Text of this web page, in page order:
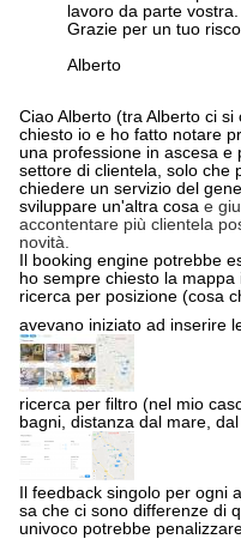
lavoro da parte
Grazie per un tuo
Alberto
Ciao Alberto (tra Alberto ci
chiesto io e ho fatto notare
una professione in ascesa
settore di clientela, solo che
chiedere un servizio del
sviluppare un'altra cosa e
accontentare più clientela
novità.
Il booking engine potrebbe
ho sempre chiesto la
ricerca per posizione (cosa
avevano iniziato ad inserire
ricerca per filtro (nel mio
bagni, distanza dal mare,
Il feedback singolo per ogni
sa che ci sono differenze di
univoco potrebbe